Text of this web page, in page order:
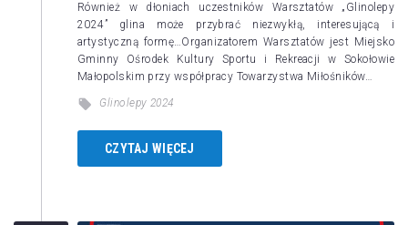
Również w dłoniach uczestników Warsztatów „Glinolepy
2024” glina może przybrać niezwykłą, interesującą i
artystyczną formę…Organizatorem Warsztatów jest Miejsko
Gminny Ośrodek Kultury Sportu i Rekreacji w Sokołowie
Małopolskim przy współpracy Towarzystwa Miłośników…
Glinolepy 2024
CZYTAJ WIĘCEJ